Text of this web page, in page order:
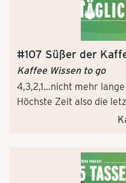
#107 Süßer der
Kaffee Wissen to go
4,3,2,1…nicht mehr
Höchste Zeit also die
die Weihnachtsgurke
täglich"
gut, dass Podcasthost